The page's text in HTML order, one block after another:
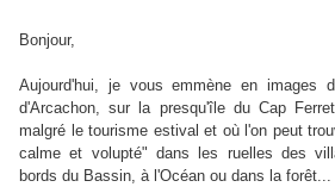
Bonjour,
Aujourd'hui, je vous emmène en images
d'Arcachon, sur la presqu'île du Cap
malgré le tourisme estival et où l'on peut
calme et volupté" dans les ruelles des
bords du Bassin, à l'Océan ou dans la forêt...